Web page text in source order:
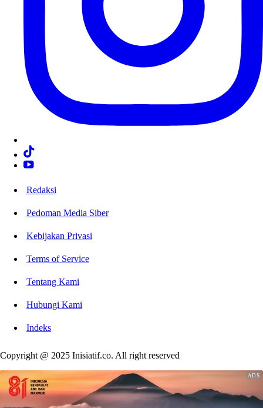
Redaksi
Pedoman Media Siber
Kebijakan Privasi
Terms of Service
Tentang Kami
Hubungi Kami
Indeks
Copyright @ 2025 Inisiatif.co. All right reserved